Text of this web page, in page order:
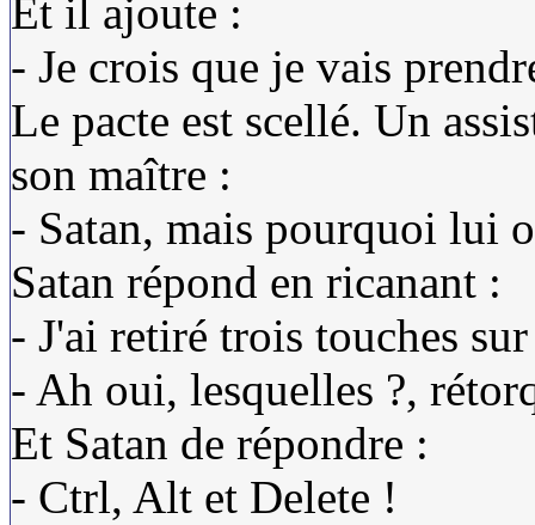
Et il ajoute :
- Je crois que je vais
Le pacte est scellé. Un
son maître :
- Satan, mais pourquoi lui
Satan répond en ricanant :
- J'ai retiré trois touches
- Ah oui, lesquelles ?,
Et Satan de répondre :
- Ctrl, Alt et Delete !